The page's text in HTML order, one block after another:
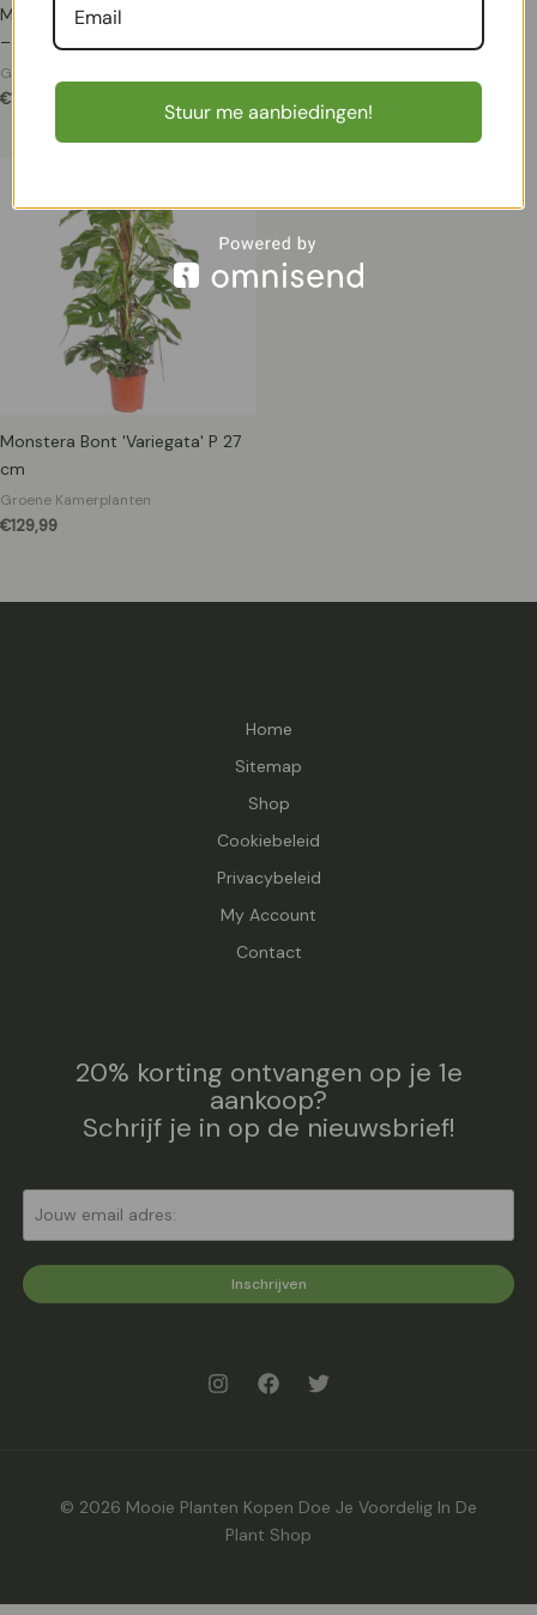
Musa Tropicana (Bananenplant)
– P17
Groene Kamerplanten
€16,99
Monstera Bont 'Variegata' P 27
cm
Groene Kamerplanten
€129,99
Home
Sitemap
Shop
Cookiebeleid
Privacybeleid
My Account
Contact
20% korting ontvangen op je 1e
aankoop?
Schrijf je in op de nieuwsbrief!
Inschrijven
© 2026 Mooie Planten Kopen Doe Je Voordelig In De
Plant Shop
Stuur me aanbiedingen!